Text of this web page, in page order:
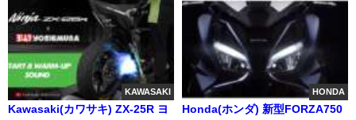
KAWASAKI
Kawasaki(カワサキ) ZX-25R ヨ
HONDA
Honda(ホンダ) 新型FORZA750